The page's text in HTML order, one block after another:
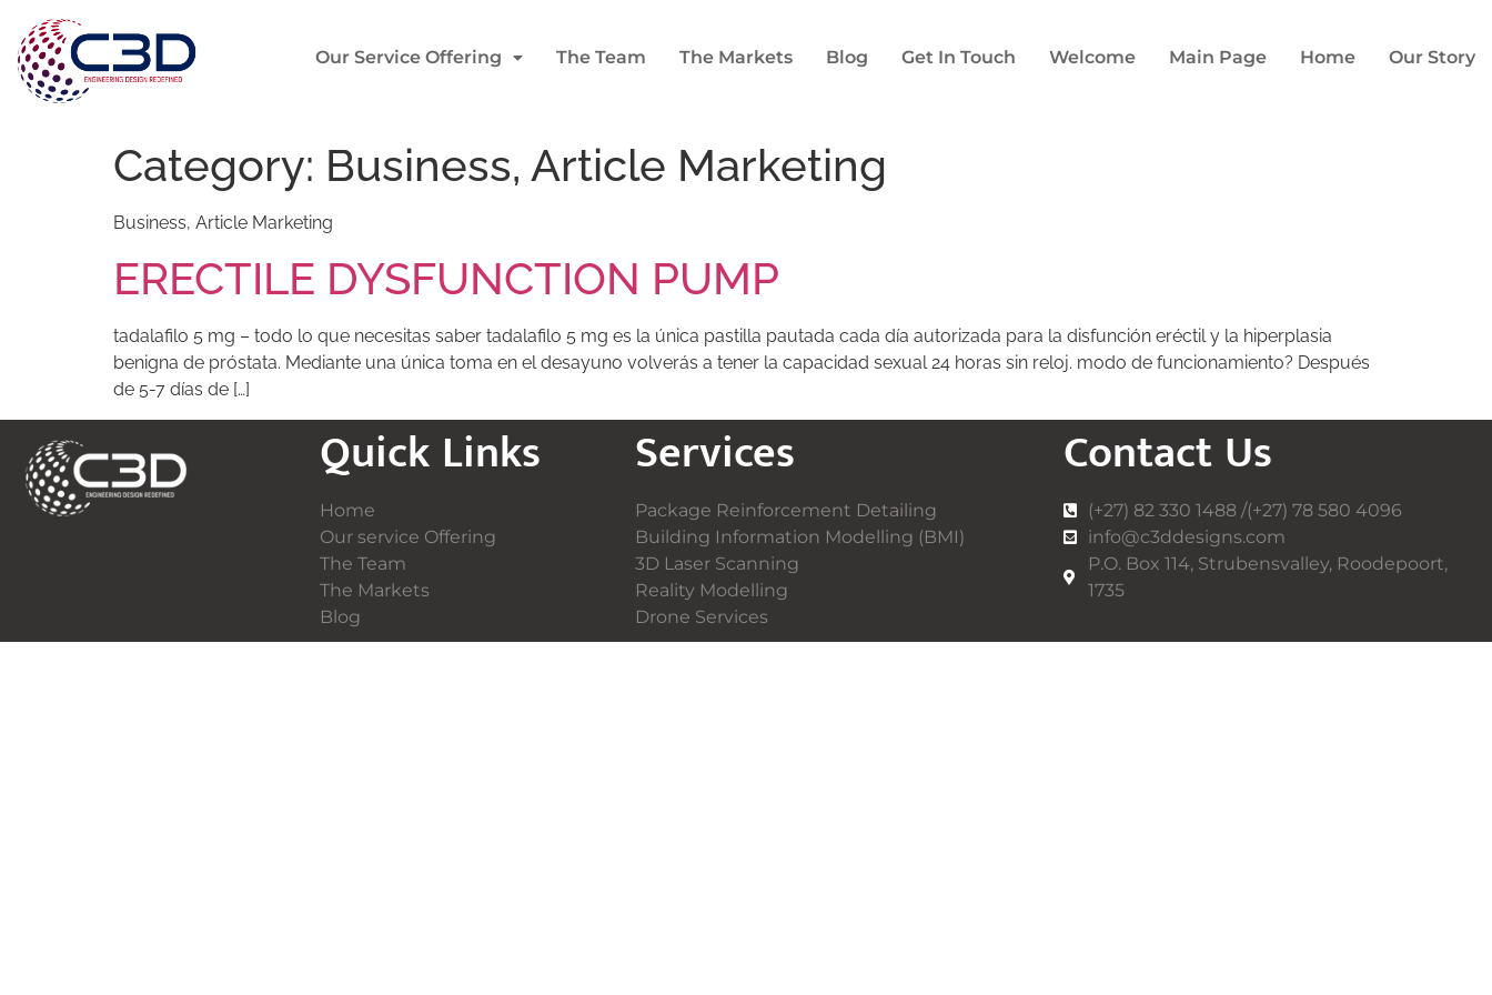
Our Service Offering The Team The Markets Blog Get In Touch Welcome Main Page Home Our Story
Category: Business, Article Marketing
Business, Article Marketing
ERECTILE DYSFUNCTION PUMP
tadalafilo 5 mg – todo lo que necesitas saber tadalafilo 5 mg es la única pastilla pautada cada día autorizada para la disfunción eréctil y la hiperplasia
benigna de próstata. Mediante una única toma en el desayuno volverás a tener la capacidad sexual 24 horas sin reloj. modo de funcionamiento? Después
de 5-7 días de […]
Quick Links
Home
Our service Offering
The Team
The Markets
Blog
Services
Package Reinforcement Detailing
Building Information Modelling (BMI)
3D Laser Scanning
Reality Modelling
Drone Services
Contact Us
(+27) 82 330 1488 /(+27) 78 580 4096
info@c3ddesigns.com
P.O. Box 114, Strubensvalley, Roodepoort,
1735